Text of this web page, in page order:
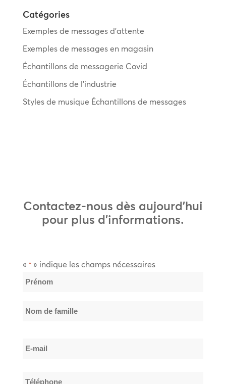
Catégories
Exemples de messages d’attente
Exemples de messages en magasin
Échantillons de messagerie Covid
Échantillons de l’industrie
Styles de musique Échantillons de messages
Contactez-nous dès aujourd’hui
pour plus d’informations.
« *» indique les champs nécessaires
Nom
Prénom
de
E-
Téléphone